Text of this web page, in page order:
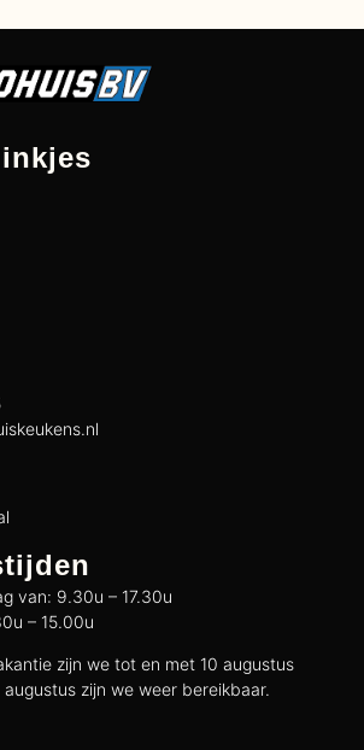
van: 9.30u – 17.30u
– 15.00u
zijn we tot en met 10 augustus
augustus zijn we weer bereikbaar.